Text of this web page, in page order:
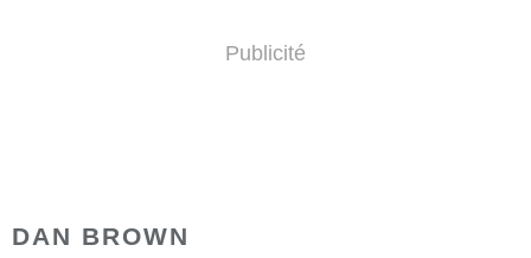
Publicité
DAN BROWN